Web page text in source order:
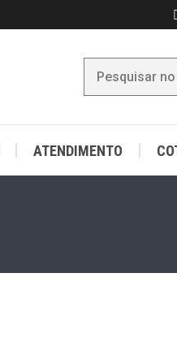
ATENDIMENTO
ATENDIMENTO